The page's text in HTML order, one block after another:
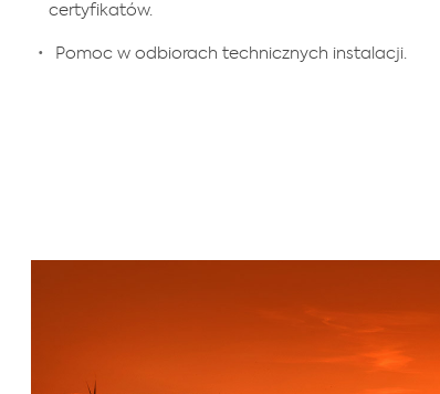
certyfikatów.
Pomoc w odbiorach technicznych instalacji.